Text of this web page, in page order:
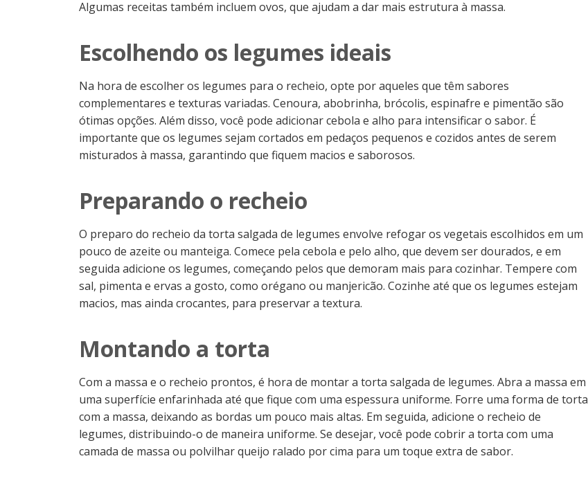
Algumas receitas também incluem ovos, que ajudam a dar mais estrutura à massa.
Escolhendo os legumes ideais
Na hora de escolher os legumes para o recheio, opte por aqueles que têm sabores
complementares e texturas variadas. Cenoura, abobrinha, brócolis, espinafre e pimentão são
ótimas opções. Além disso, você pode adicionar cebola e alho para intensificar o sabor. É
importante que os legumes sejam cortados em pedaços pequenos e cozidos antes de serem
misturados à massa, garantindo que fiquem macios e saborosos.
Preparando o recheio
O preparo do recheio da torta salgada de legumes envolve refogar os vegetais escolhidos em um
pouco de azeite ou manteiga. Comece pela cebola e pelo alho, que devem ser dourados, e em
seguida adicione os legumes, começando pelos que demoram mais para cozinhar. Tempere com
sal, pimenta e ervas a gosto, como orégano ou manjericão. Cozinhe até que os legumes estejam
macios, mas ainda crocantes, para preservar a textura.
Montando a torta
Com a massa e o recheio prontos, é hora de montar a torta salgada de legumes. Abra a massa em
uma superfície enfarinhada até que fique com uma espessura uniforme. Forre uma forma de torta
com a massa, deixando as bordas um pouco mais altas. Em seguida, adicione o recheio de
legumes, distribuindo-o de maneira uniforme. Se desejar, você pode cobrir a torta com uma
camada de massa ou polvilhar queijo ralado por cima para um toque extra de sabor.